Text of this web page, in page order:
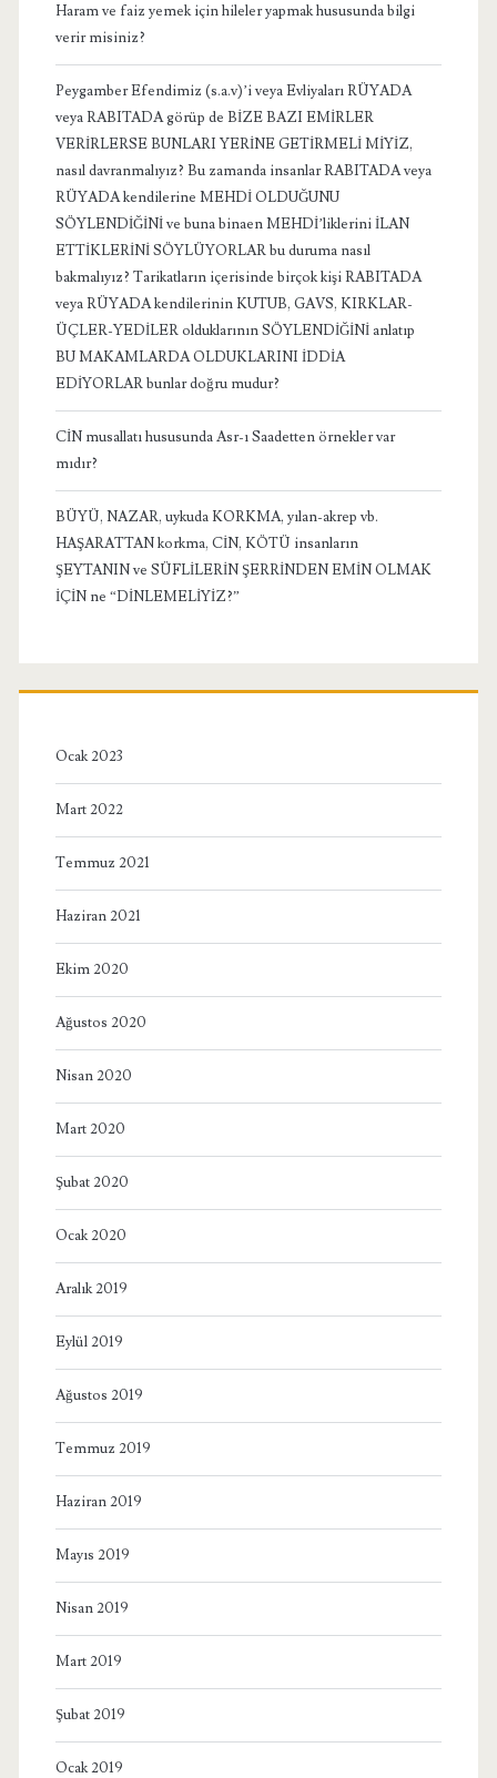
Haram ve faiz yemek için hileler yapmak hususunda bilgi
verir misiniz?
Peygamber Efendimiz (s.a.v)’i veya Evliyaları RÜYADA
veya RABITADA görüp de BİZE BAZI EMİRLER
VERİRLERSE BUNLARI YERİNE GETİRMELİ MİYİZ,
nasıl davranmalıyız? Bu zamanda insanlar RABITADA veya
RÜYADA kendilerine MEHDİ OLDUĞUNU
SÖYLENDİĞİNİ ve buna binaen MEHDİ’liklerini İLAN
ETTİKLERİNİ SÖYLÜYORLAR bu duruma nasıl
bakmalıyız? Tarikatların içerisinde birçok kişi RABITADA
veya RÜYADA kendilerinin KUTUB, GAVS, KIRKLAR-
ÜÇLER-YEDİLER olduklarının SÖYLENDİĞİNİ anlatıp
BU MAKAMLARDA OLDUKLARINI İDDİA
EDİYORLAR bunlar doğru mudur?
CİN musallatı hususunda Asr-ı Saadetten örnekler var
mıdır?
BÜYÜ, NAZAR, uykuda KORKMA, yılan-akrep vb.
HAŞARATTAN korkma, CİN, KÖTÜ insanların
ŞEYTANIN ve SÜFLİLERİN ŞERRİNDEN EMİN OLMAK
İÇİN ne “DİNLEMELİYİZ?”
Ocak 2023
Mart 2022
Temmuz 2021
Haziran 2021
Ekim 2020
Ağustos 2020
Nisan 2020
Mart 2020
Şubat 2020
Ocak 2020
Aralık 2019
Eylül 2019
Ağustos 2019
Temmuz 2019
Haziran 2019
Mayıs 2019
Nisan 2019
Mart 2019
Şubat 2019
Ocak 2019